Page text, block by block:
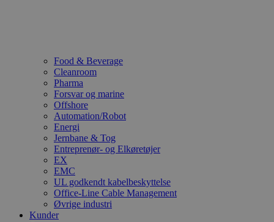
Food & Beverage
Cleanroom
Pharma
Forsvar og marine
Offshore
Automation/Robot
Energi
Jernbane & Tog
Entreprenør- og Elkøretøjer
EX
EMC
UL godkendt kabelbeskyttelse
Office-Line Cable Management
Øvrige industri
Kunder